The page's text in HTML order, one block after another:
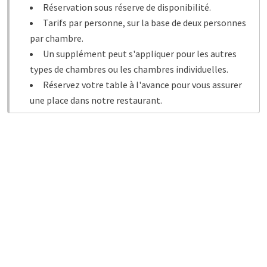
Réservez votre forfait Senior dès maintenant
Découvrez le confort de l’hôtel Van der Valk Gorinchem-A27
et le charme de Gorinchem et de ses environs.Réservez dès
maintenantet agrémentez votre séjour d’un délicieux dîner
Réservation sous réserve de disponibilité.
Tarifs par personne, sur la base de deux personnes
par chambre.
Un supplément peut s'appliquer pour les autres
types de chambres ou les chambres individuelles.
Réservez votre table à l'avance pour vous assurer
une place dans notre restaurant.